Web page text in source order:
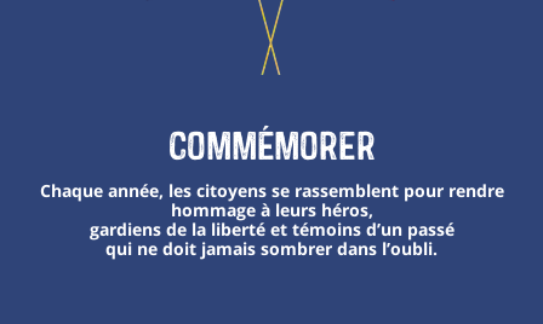
Commémorer
Chaque année, les citoyens se rassemblent pour rendre
hommage à leurs héros,
gardiens de la liberté et témoins d’un passé
qui ne doit jamais sombrer dans l’oubli.